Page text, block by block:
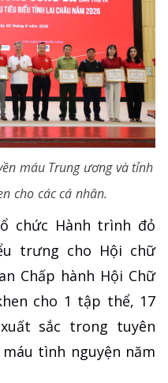
máu Trung ương và tỉnh
cho các cá nhân.
chức Hành trình đỏ
trưng cho Hội chữ
Chấp hành Hội Chữ
cho 1 tập thể, 17
sắc trong tuyên
tình nguyện năm